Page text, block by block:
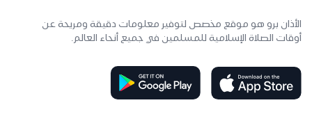
الأذان برو هو موقع مخصص لتوفير معلومات دقيقة ومريحة عن
أوقات الصلاة الإسلامية للمسلمين في جميع أنحاء العالم.